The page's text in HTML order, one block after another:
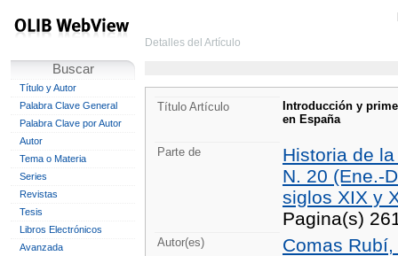
Buscar
Título y Autor
Palabra Clave General
Palabra Clave por Autor
Autor
Tema o Materia
Series
Revistas
Tesis
Libros Electrónicos
Avanzada
Detalles del Artículo
Título Artículo
Introducción y
en España
Parte de
Historia de
N. 20 (Ene.-
siglos XIX y
Pagina(s)
Autor(es) Comas